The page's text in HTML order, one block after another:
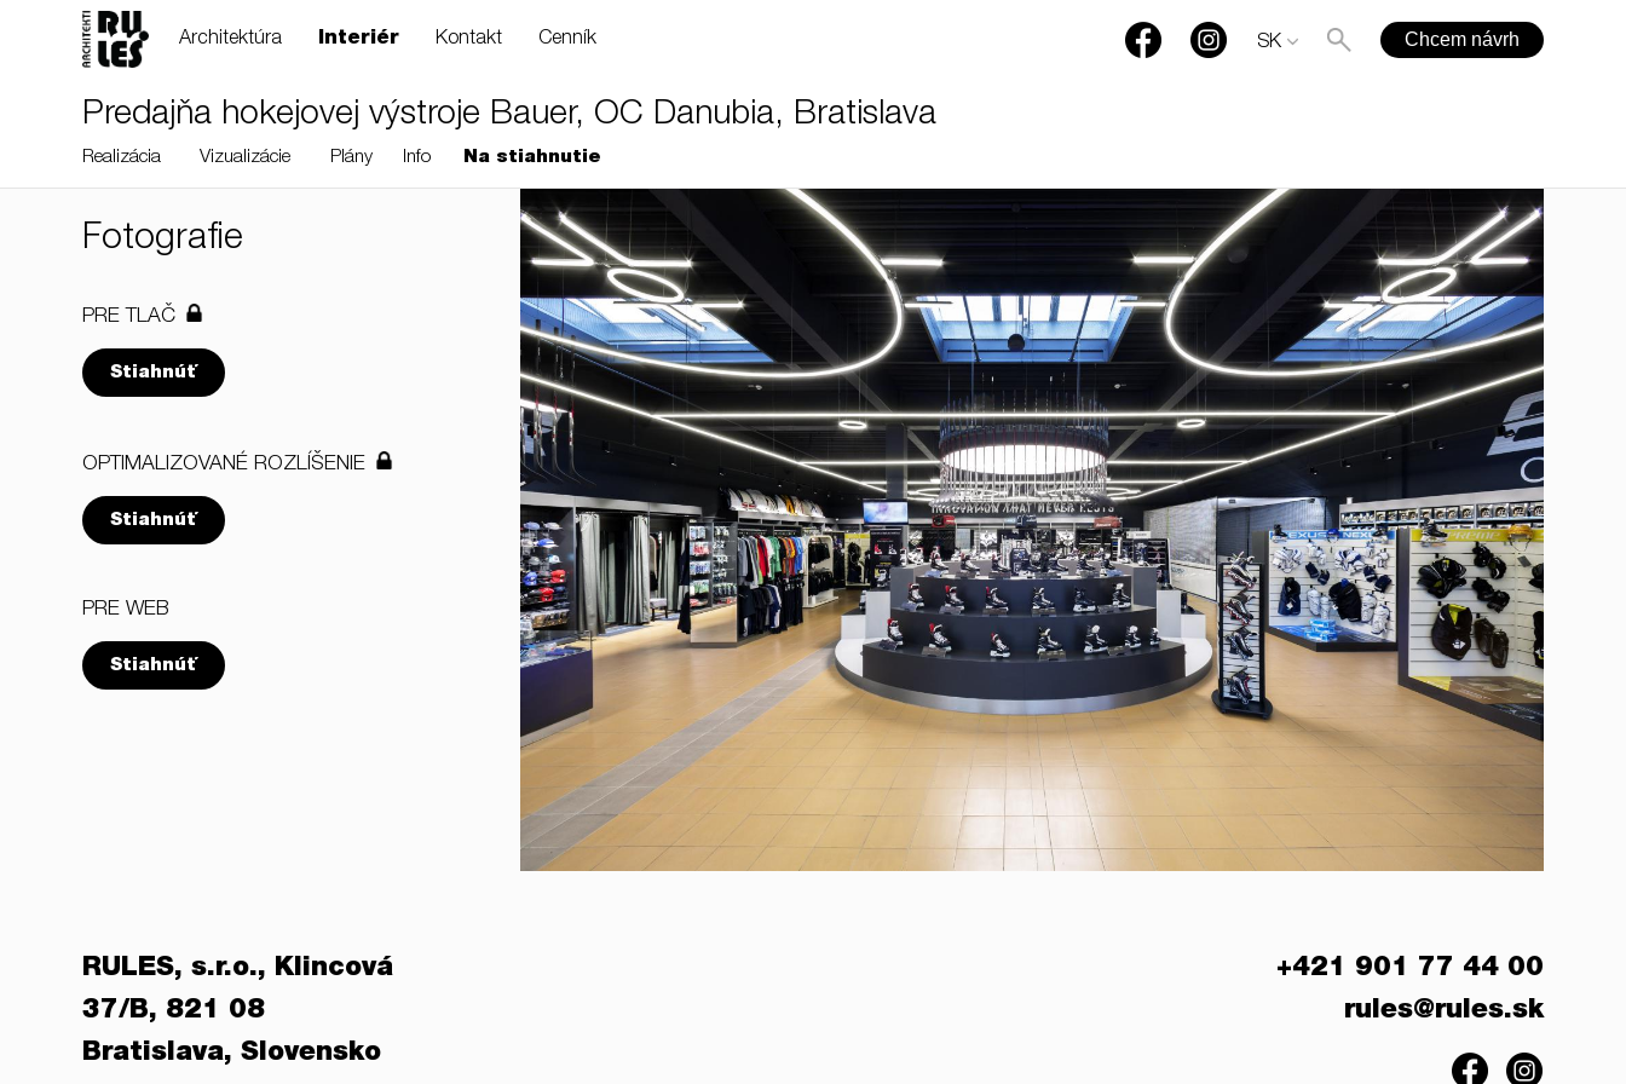
Architektúra Interiér Kontakt Cenník SK Chcem návrh
Predajňa hokejovej výstroje Bauer, OC Danubia, Bratislava
Realizácia Vizualizácie Plány Info Na stiahnutie
Fotografie
PRE TLAČ
Stiahnúť
OPTIMALIZOVANÉ ROZLÍŠENIE
Stiahnúť
PRE WEB
Stiahnúť
RULES, s.r.o., Klincová
37/B, 821 08
Bratislava, Slovensko
+421 901 77 44 00
rules@rules.sk